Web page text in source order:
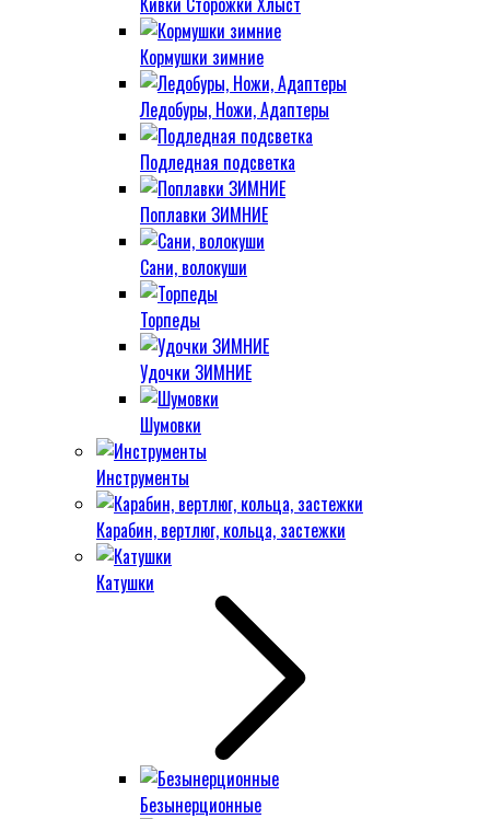
Кормушки зимние
Ледобуры, Ножи, Адаптеры
Подледная подсветка
Поплавки ЗИМНИЕ
Сани, волокуши
Торпеды
Удочки ЗИМНИЕ
Шумовки
Инструменты
Карабин, вертлюг, кольца, застежки
Катушки
Безынерционные